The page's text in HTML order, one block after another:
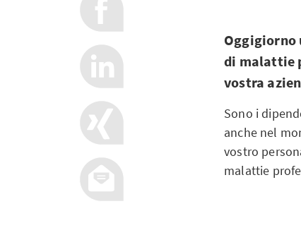
Oggigiorno
di malattie
vostra
Sono i
anche nel
vostro
malattie